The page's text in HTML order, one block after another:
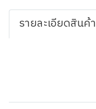
รายละเอียดสินค้า